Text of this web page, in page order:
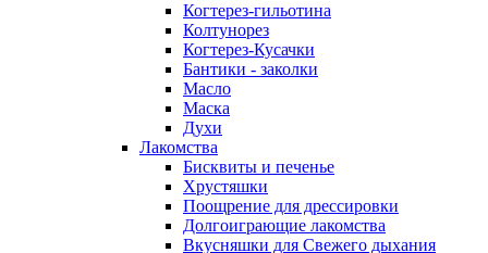
Когтерез-гильотина
Колтунорез
Когтерез-Кусачки
Бантики - заколки
Масло
Маска
Духи
Лакомства
Бисквиты и печенье
Хрустяшки
Поощрение для дрессировки
Долгоиграющие лакомства
Вкусняшки для Свежего дыхания